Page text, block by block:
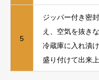
5
ジッパー付き密
え、空気を抜き
冷蔵庫に入れ漬
盛り付けて出来上